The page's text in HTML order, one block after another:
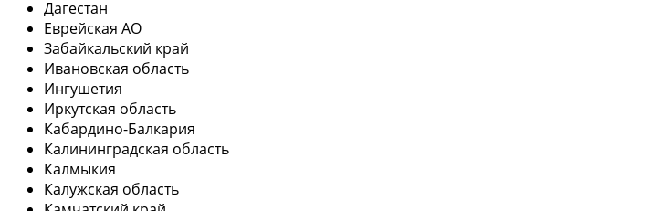
Дагестан
Еврейская АО
Забайкальский край
Ивановская область
Ингушетия
Иркутская область
Кабардино-Балкария
Калининградская область
Калмыкия
Калужская область